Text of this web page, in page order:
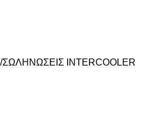
ΣΩΛΗΝΩΣΕΙΣ INTERCOOLER